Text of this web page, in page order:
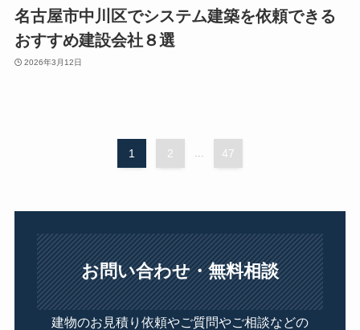
名古屋市中川区でシステム建築を依頼できる
おすすめ建設会社８選
2026年3月12日
1 2 47
お問い合わせ・無料相談
建物のお見積り依頼やご質問やご相談などの